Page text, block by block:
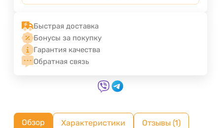
Быстрая доставка
Бонусы за покупку
Гарантия качества
Обратная связь
Обзор Характеристики Отзывы (1)